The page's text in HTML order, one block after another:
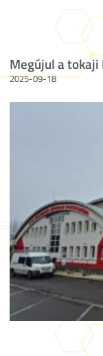
Megújul a
2025-09-18